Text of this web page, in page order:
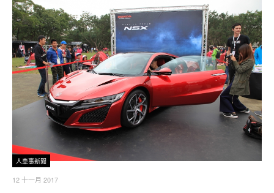
人車事新聞
12 十一月 2017